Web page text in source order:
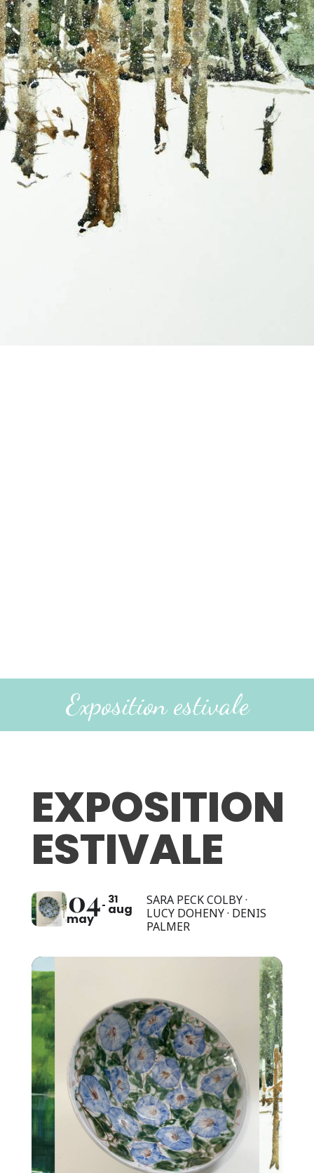
Exposition estivale
EXPOSITION
ESTIVALE
04
may
31
aug
SARA PECK COLBY ·
LUCY DOHENY · DENIS
PALMER